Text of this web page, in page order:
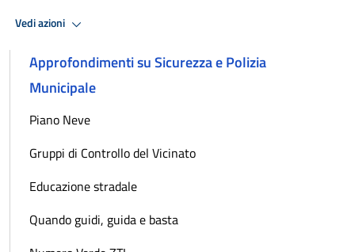
Vedi azioni
Approfondimenti su Sicurezza e Polizia
Municipale
Piano Neve
Gruppi di Controllo del Vicinato
Educazione stradale
Quando guidi, guida e basta